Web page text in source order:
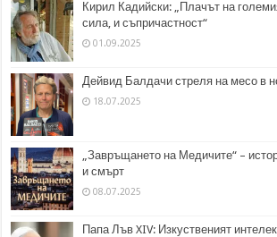
Кирил Кадийски: „Плачът на
сила, и съпричастност“
01.09.2025
Дейвид Балдачи стреля на месо в
18.07.2025
„Завръщането на Медичите“ –
и смърт
08.07.2025
Папа Лъв XIV: Изкуственият